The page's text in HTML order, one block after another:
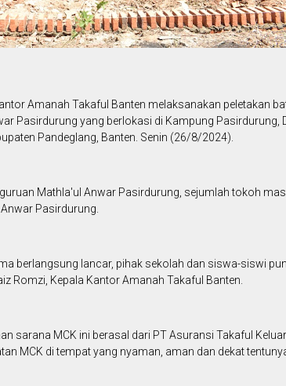
Amanah Takaful Banten melaksanakan peletakan
Pasirdurung yang berlokasi di Kampung Pasirdurung,
Pandeglang, Banten. Senin (26/8/2024).
Mathla'ul Anwar Pasirdurung, sejumlah tokoh
Pasirdurung.
berlangsung lancar, pihak sekolah dan siswa-siswi
Romzi, Kepala Kantor Amanah Takaful Banten.
sarana MCK ini berasal dari PT Asuransi Takaful
MCK di tempat yang nyaman, aman dan dekat